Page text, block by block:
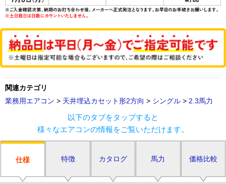
関連カテゴリ
業務用エアコン > 天井埋込カセット形2方向 > シングル > 2.3馬力
以下のタブをタップすると
様々なエアコンの情報をご覧いただけます。
仕様 特徴 カタログ 馬力 価格比較